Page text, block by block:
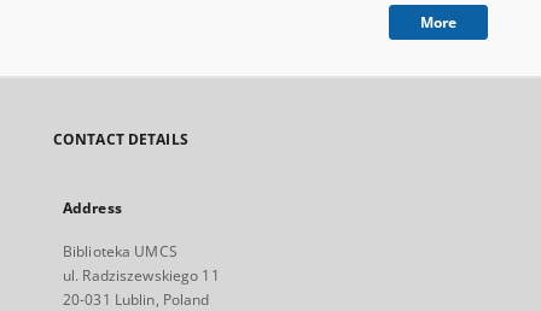
More
CONTACT DETAILS
Address
Biblioteka UMCS
ul. Radziszewskiego 11
20-031 Lublin, Poland